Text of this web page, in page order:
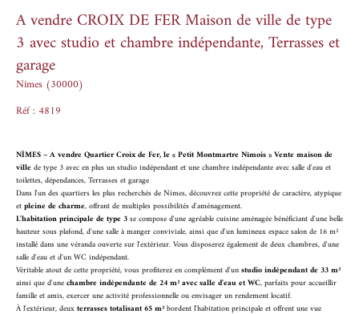
A vendre CROIX DE FER Maison de ville de type
3 avec studio et chambre indépendante, Terrasses et
garage
Nîmes (30000)
Réf : 4819
NÎMES – A vendre Quartier Croix de Fer, le « Petit Montmartre Nîmois » Vente maison de
ville de type 3 avec en plus un studio indépendant et une chambre indépendante avec salle d'eau et
toilettes, dépendances, Terrasses et garage
Dans l'un des quartiers les plus recherchés de Nîmes, découvrez cette propriété de caractère, atypique
etpleine de charme, offrant de multiples possibilités d'aménagement.
L'habitation principale de type 3se compose d'une agréable cuisine aménagée bénéficiant d'une belle
hauteur sous plafond, d'une salle à manger conviviale, ainsi que d'un lumineux espace salon de 16 m²
installé dans une véranda ouverte sur l'extérieur. Vous disposerez également de deux chambres, d'une
salle d'eau et d'un WC indépendant.
Véritable atout de cette propriété, vous profiterez en complément d'unstudio indépendant de 33 m²
ainsi que d'unechambre indépendante de 24 m² avec salle d'eau et WC, parfaits pour accueillir
famille et amis, exercer une activité professionnelle ou envisager un rendement locatif.
À l'extérieur, deuxterrasses totalisant 65 m²bordent l'habitation principale et offrent une vue